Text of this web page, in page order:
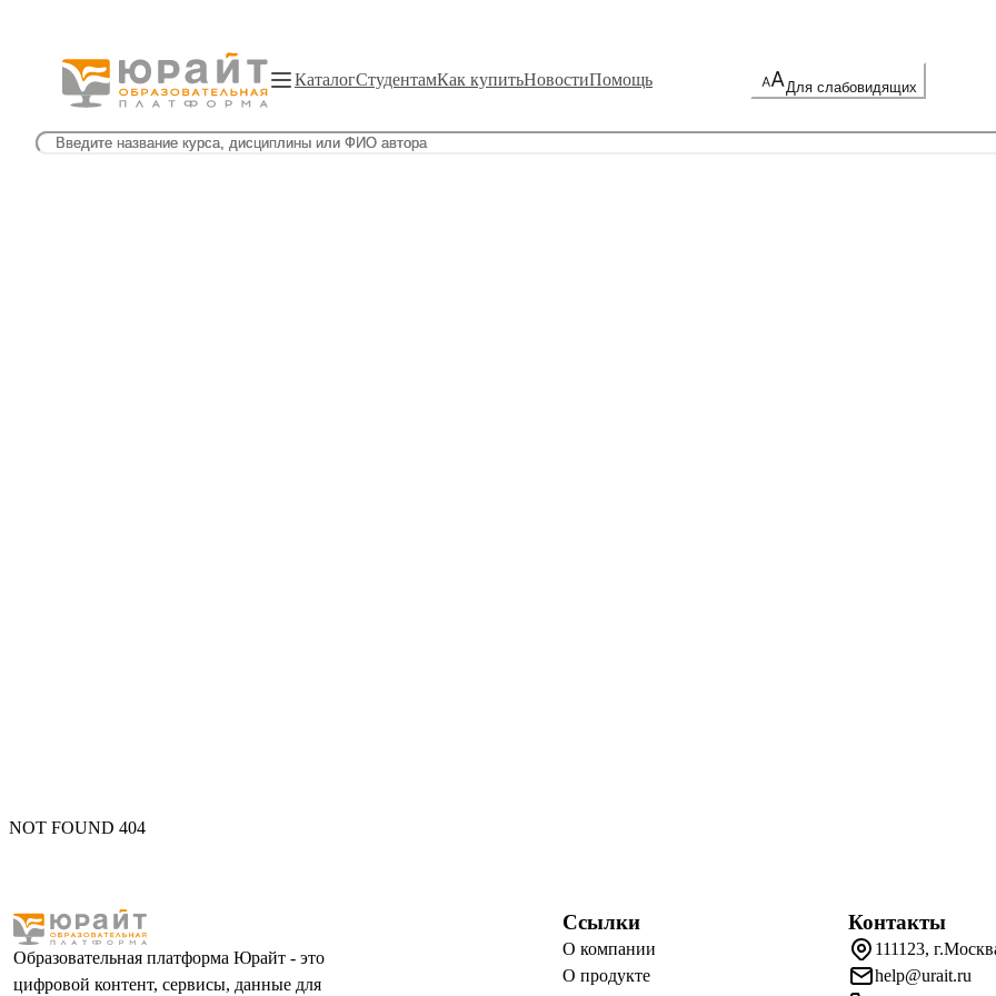
КаталогСтудентамКак купитьНовостиПомощь Для слабовидящих
NOT FOUND 404
Образовательная платформа Юрайт - это
цифровой контент, сервисы, данные для
Ссылки
О компании
О продукте
Контакты
111123,
help@urait.ru